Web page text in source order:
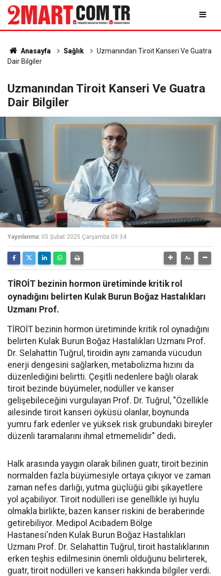
Anasayfa Sağlık
Uzmanından Tiroit Kanseri Ve Guatra
Dair Bilgiler
Uzmanından Tiroit Kanseri Ve Guatra
Dair Bilgiler
Yayınlanma: 05 Şubat 2025 Çarşamba 09:34
TİROİT bezinin hormon üretiminde kritik rol
oynadığını belirten Kulak Burun Boğaz Hastalıkları
Uzmanı Prof.
TİROİT bezinin hormon üretiminde kritik rol oynadığını
belirten Kulak Burun Boğaz Hastalıkları Uzmanı Prof.
Dr. Selahattin Tuğrul, tiroidin aynı zamanda vücudun
enerji dengesini sağlarken, metabolizma hızını da
düzenlediğini belirtti. Çeşitli nedenlere bağlı olarak
tiroit bezinde büyümeler, nodüller ve kanser
gelişebileceğini vurgulayan Prof. Dr. Tuğrul, "Özellikle
ailesinde tiroit kanseri öyküsü olanlar, boynunda
yumru fark edenler ve yüksek risk grubundaki bireyler
düzenli taramalarını ihmal etmemelidir" dedi.
Halk arasında yaygın olarak bilinen guatr, tiroit bezinin
normalden fazla büyümesiyle ortaya çıkıyor ve zaman
zaman nefes darlığı, yutma güçlüğü gibi şikayetlere
yol açabiliyor. Tiroit nodülleri ise genellikle iyi huylu
olmakla birlikte, bazen kanser riskini de beraberinde
getirebiliyor. Medipol Acıbadem Bölge
Hastanesi'nden Kulak Burun Boğaz Hastalıkları
Uzmanı Prof. Dr. Selahattin Tuğrul, tiroit hastalıklarının
erken teşhis edilmesinin önemli olduğunu belirterek,
guatr, tiroit nodülleri ve kanseri hakkında bilgiler verdi.